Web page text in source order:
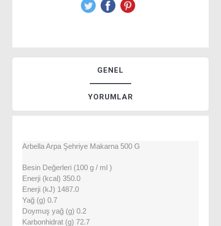
GENEL
YORUMLAR
Arbella Arpa Şehriye Makarna 500 G
Besin Değerleri (100 g / ml )
Enerji (kcal) 350.0
Enerji (kJ) 1487.0
Yağ (g) 0.7
Doymuş yağ (g) 0.2
Karbonhidrat (g) 72.7